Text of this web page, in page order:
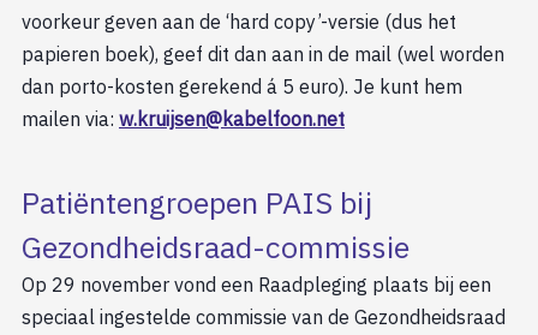
voorkeur geven aan de ‘hard copy’-versie (dus het
papieren boek), geef dit dan aan in de mail (wel worden
dan porto-kosten gerekend á 5 euro). Je kunt hem
mailen via: w.kruijsen@kabelfoon.net
Patiëntengroepen PAIS bij
Gezondheidsraad-commissie
Op 29 november vond een Raadpleging plaats bij een
speciaal ingestelde commissie van de Gezondheidsraad